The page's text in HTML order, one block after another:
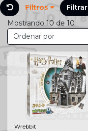
Filtros
Filtrar
Mostrando 10 de 10
Wrebbit